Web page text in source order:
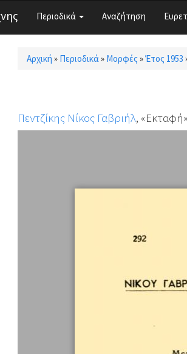
Περιοδικά Αναζήτηση
Είστε εδώ
Αρχική » Περιοδικά» Μορφές »Έτος 1953
Πεντζίκης Νίκος Γαβριήλ,